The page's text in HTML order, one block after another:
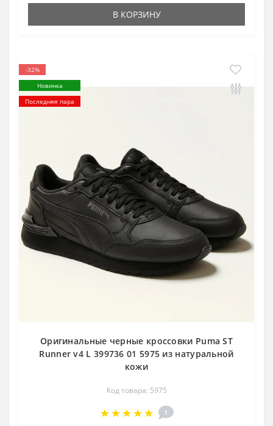
В КОРЗИНУ
-32%
Новинка
Последняя пара
Оригинальные черные кроссовки Puma ST
Runner v4 L 399736 01 5975 из натуральной
кожи
Код товара: 5975
1